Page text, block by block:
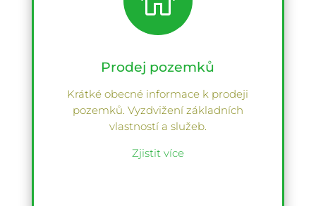
Prodej pozemků
Krátké obecné informace k prodeji
pozemků. Vyzdvižení základních
vlastností a služeb.
Zjistit více